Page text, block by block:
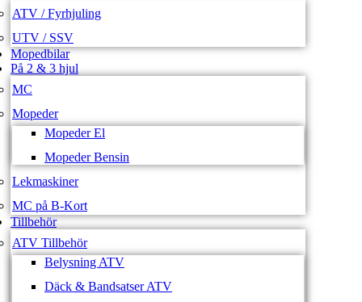
ATV / Fyrhjuling
UTV / SSV
Mopedbilar
På 2 & 3 hjul
MC
Mopeder
Mopeder El
Mopeder Bensin
Lekmaskiner
MC på B-Kort
Tillbehör
ATV Tillbehör
Belysning ATV
Däck & Bandsatser ATV